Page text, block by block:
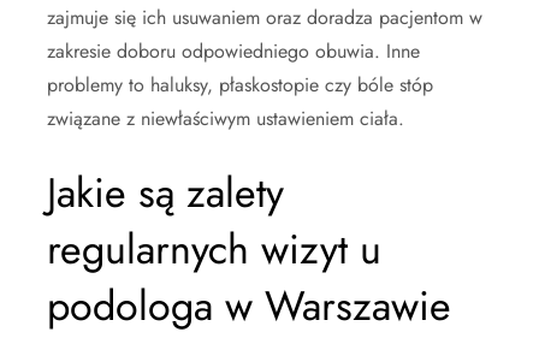
zajmuje się ich usuwaniem oraz doradza pacjentom w
zakresie doboru odpowiedniego obuwia. Inne
problemy to haluksy, płaskostopie czy bóle stóp
związane z niewłaściwym ustawieniem ciała.
Jakie są zalety
regularnych wizyt u
podologa w Warszawie